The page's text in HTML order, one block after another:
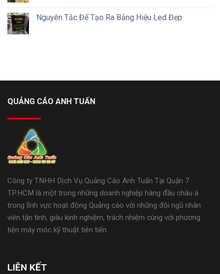
Nguyên Tắc Để Tạo Ra Bảng Hiệu Led Đẹp
QUẢNG CÁO ANH TUẤN
Công ty TNHH Dịch Vụ Quảng Cáo Anh Tuấn Tại Quận 7
TP.HCM là một trong những doanh nghiệp hàng đầu châu á
trong lĩnh vực hoạt động Quảng cáo với những đội ngũ nhân
viên tận tình, giàu kinh nghiệm, trách nhiệm cùng với phương
tiện máy móc kỹ thuật tiên tiến.
LIÊN KẾT